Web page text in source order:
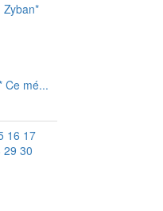
Ce mé...
16 17
29 30